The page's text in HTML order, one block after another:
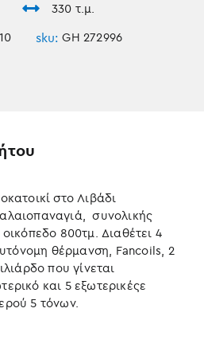
330 τ.μ.
sku: GH 272996
στο Λιβάδι
συνολικής
800τμ. Διαθέτει 4
θέρμανση, Fancoils, 2
που γίνεται
και 5 εξωτερικέςε
5 τόνων.